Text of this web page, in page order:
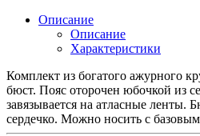
Описание
Описание
Характеристики
Комплект из богатого ажурного
бюст. Пояс оторочен юбочкой из
завязывается на атласные ленты.
сердечко. Можно носить с